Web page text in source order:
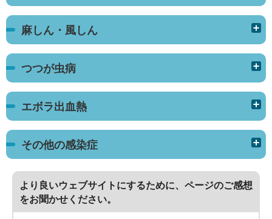
麻しん・風しん
つつが虫病
エボラ出血熱
その他の感染症
より良いウェブサイトにするために、ページのご感想
をお聞かせください。